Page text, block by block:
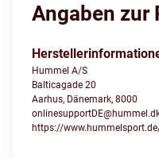
Angaben
Hummel A/S
Balticagade 20
Aarhus, Dänemark, 8000
https://